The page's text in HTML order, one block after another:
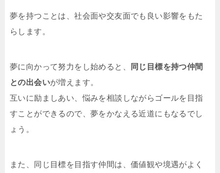
夢を持つことは、社会面や交友面でも良い影響をもた
らします。
夢に向かって努力をし始めると、
同じ目標を持つ仲間
との出会いが増えます。
互いに励ましあい、悩みを相談しながらゴールを目指
すことができるので、夢をかなえる近道にもなるでし
ょう。
また、同じ目標を目指す仲間は、価値観や境遇がよく